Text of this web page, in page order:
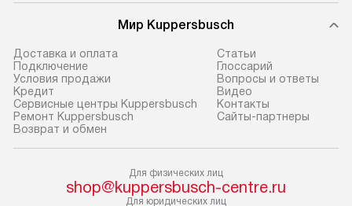
прибор до двери или прихожей.
Если необходимо переместить
прибор до места установки,
пожалуйста, предварительно
уточните это с менеджером.
За данную услугу взимается
прибора не позволяют ему пройти
через дверной проем, сотрудники
предполагают,
от категории,
установленной
к воде, крана и
Мир Kuppersbusch
Доставка и оплата
Подключение
Условия продажи
Кредит
Сервисные центры Kuppersbusch
Ремонт Kuppersbusch
Возврат и обмен
Cтатьи
Глоссарий
Вопросы и ответы
Видео
Контакты
Сайты-партнеры
Для физических лиц
shop@kuppersbusch-centre.ru
Для юридических лиц